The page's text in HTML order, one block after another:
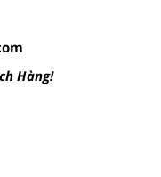
Hàng!